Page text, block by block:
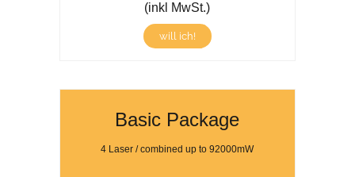
(inkl MwSt.)
will ich!
Basic Package
4 Laser / combined up to 92000mW